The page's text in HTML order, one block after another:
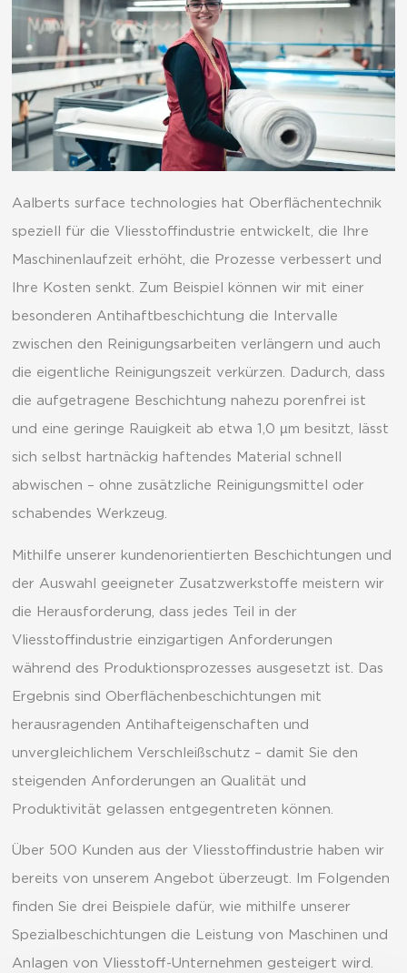
Aalberts surface technologies hat Oberflächentechnik
speziell für die Vliesstoffindustrie entwickelt, die Ihre
Maschinenlaufzeit erhöht, die Prozesse verbessert und
Ihre Kosten senkt. Zum Beispiel können wir mit einer
besonderen Antihaftbeschichtung die Intervalle
zwischen den Reinigungsarbeiten verlängern und auch
die eigentliche Reinigungszeit verkürzen. Dadurch, dass
die aufgetragene Beschichtung nahezu porenfrei ist
und eine geringe Rauigkeit ab etwa 1,0 µm besitzt, lässt
sich selbst hartnäckig haftendes Material schnell
abwischen – ohne zusätzliche Reinigungsmittel oder
schabendes Werkzeug.
Mithilfe unserer kundenorientierten Beschichtungen und
der Auswahl geeigneter Zusatzwerkstoffe meistern wir
die Herausforderung, dass jedes Teil in der
Vliesstoffindustrie einzigartigen Anforderungen
während des Produktionsprozesses ausgesetzt ist. Das
Ergebnis sind Oberflächenbeschichtungen mit
herausragenden Antihafteigenschaften und
unvergleichlichem Verschleißschutz – damit Sie den
steigenden Anforderungen an Qualität und
Produktivität gelassen entgegentreten können.
Über 500 Kunden aus der Vliesstoffindustrie haben wir
bereits von unserem Angebot überzeugt. Im Folgenden
finden Sie drei Beispiele dafür, wie mithilfe unserer
Spezialbeschichtungen die Leistung von Maschinen und
Anlagen von Vliesstoff-Unternehmen gesteigert wird.